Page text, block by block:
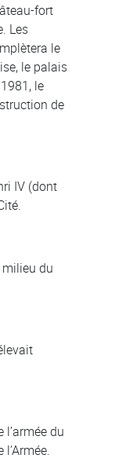
fort
Les
le
le palais
le
de
IV (dont
du
du